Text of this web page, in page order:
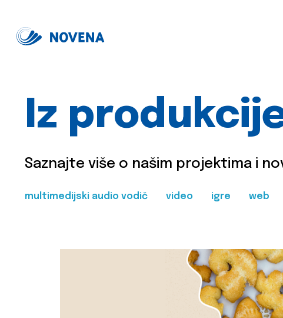
Iz
Saznajte više o našim projektima i
multimedijski audio vodič video igre web